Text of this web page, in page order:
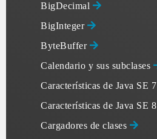
BigDecimal
BigInteger
ByteBuffer
Calendario y sus subclases
Características de Java SE 7
Características de Java SE 8
Cargadores de clases